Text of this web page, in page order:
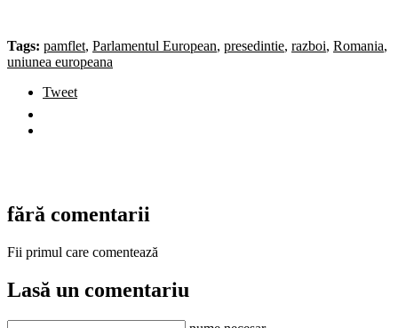
Tags: pamflet, Parlamentul European, presedintie, razboi, Romania,
uniunea europeana
Tweet
fără comentarii
Fii primul care comentează
Lasă un comentariu